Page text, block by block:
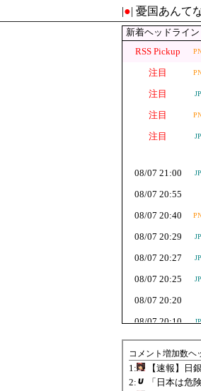
|●| 憂国あんて
新着ヘッドライ
RSS Pickup
注目
注目
注目
注目
08/07 21:00
08/07 20:55
08/07 20:40
08/07 20:29
08/07 20:27
08/07 20:25
08/07 20:20
08/07 20:10
08/07 20:09
08/07 20:08
08/07 20:05